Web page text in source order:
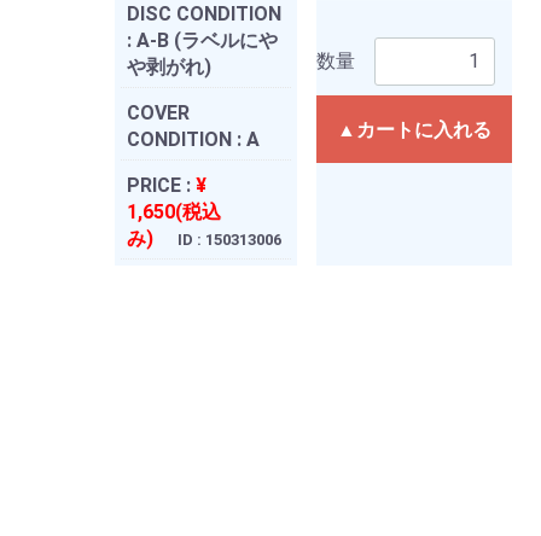
DISC CONDITION
: A-B (ラベルにや
や剥がれ)
COVER
CONDITION : A
PRICE : ¥
1,650(税込
み)
ID : 150313006
数量
▲カートに入れる